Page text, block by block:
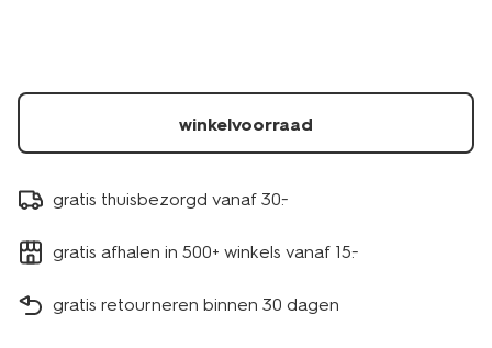
winkelvoorraad
gratis thuisbezorgd vanaf 30.-
gratis afhalen in 500+ winkels vanaf 15.-
gratis retourneren binnen 30 dagen